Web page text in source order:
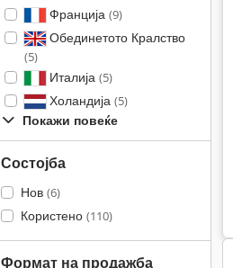
Франција (9)
Обединетото Кралство
(5)
Италија (5)
Холандија (5)
Покажи повеќе
Состојба
Нов (6)
Користено (110)
Формат на продажба